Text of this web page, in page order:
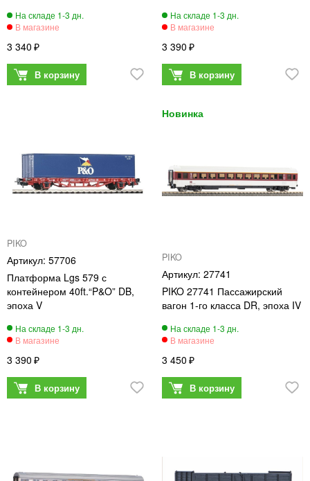
3 340 3 390
PIKO
57706
Платформа Lgs 579 с
контейнером 40ft.“P&O” DB,
эпоха V
3 390
PIKO
27741
PIKO 27741 Пассажирский
вагон 1-го класса DR, эпоха IV
3 450